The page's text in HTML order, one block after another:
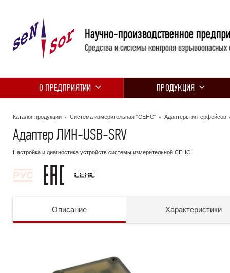
Научно-производственное
Средства и системы контроля взрывоопасных
О ПРЕДПРИЯТИИ ПРОДУКЦИЯ
Каталог продукции Система измерительная "СЕНС" Адаптеры интерфейсов
Адаптер ЛИН-USB-SRV
Настройка и диагностика устройств системы измерительной СЕНС
Описание Характеристики